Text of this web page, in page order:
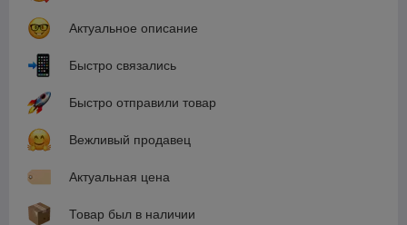
Актуальное описание
Быстро связались
Быстро отправили товар
Вежливый продавец
Актуальная цена
Товар был в наличии